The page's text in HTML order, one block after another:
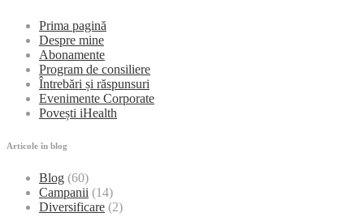
Prima pagină
Despre mine
Abonamente
Program de consiliere
Întrebări și răspunsuri
Evenimente Corporate
Povești iHealth
Articole în blog
Blog (60)
Campanii (14)
Diversificare (2)